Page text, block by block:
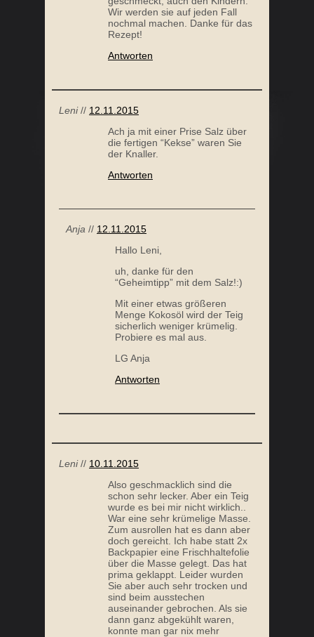
Wir werden sie auf jeden Fall
nochmal machen. Danke für das
Rezept!
Antworten
Leni// 12.11.2015
Ach ja mit einer Prise Salz über
die fertigen “Kekse” waren Sie
der Knaller.
Antworten
Anja // 12.11.2015
Hallo Leni,
uh, danke für den
“Geheimtipp” mit dem Salz!:)
Mit einer etwas größeren
Menge Kokosöl wird der Teig
sicherlich weniger krümelig.
Probiere es mal aus.
LG Anja
Antworten
Leni// 10.11.2015
Also geschmacklich sind die
schon sehr lecker. Aber ein Teig
wurde es bei mir nicht wirklich..
War eine sehr krümelige Masse.
Zum ausrollen hat es dann aber
doch gereicht. Ich habe statt 2x
Backpapier eine Frischhaltefolie
über die Masse gelegt. Das hat
prima geklappt. Leider wurden
Sie aber auch sehr trocken und
sind beim ausstechen
auseinander gebrochen. Als sie
dann ganz abgekühlt waren,
konnte man gar nix mehr